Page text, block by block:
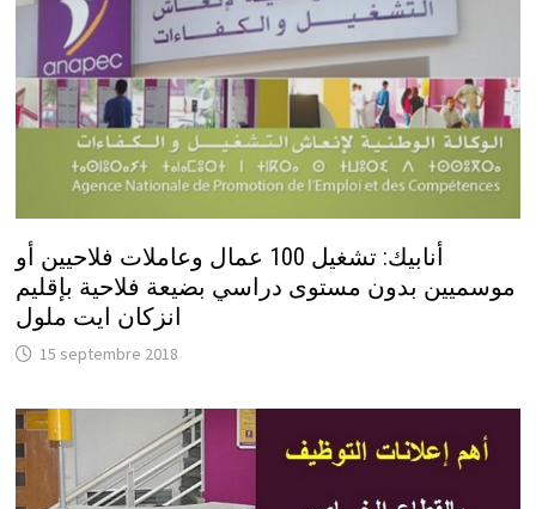
أنابيك: تشغيل 100 عمال وعاملات فلاحيين أو
موسميين بدون مستوى دراسي بضيعة فلاحية بإقليم
انزكان ايت ملول
15 septembre 2018